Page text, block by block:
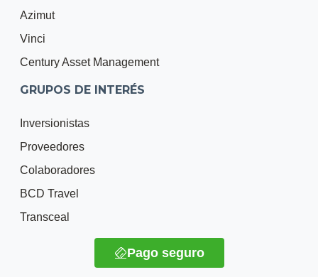
Azimut
Vinci
Century Asset Management
GRUPOS DE INTERÉS
Inversionistas
Proveedores
Colaboradores
BCD Travel
Transceal
Pago seguro